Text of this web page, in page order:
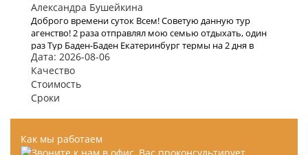
Александра Бушейкина
Доброго времени суток Всем! Советую данную тур
агенство! 2 раза отправлял мою семью отдыхать, один
раз Тур Баден-Баден Екатеринбург термы на 2 дня в
начале 2020 года, и второй раз решили полететь на
моря а именно в Турцию, все понравилось, буду
рекомендовать.
Дата: 2026-08-06
Качество
Стоимость
Сроки
Как мы работаем